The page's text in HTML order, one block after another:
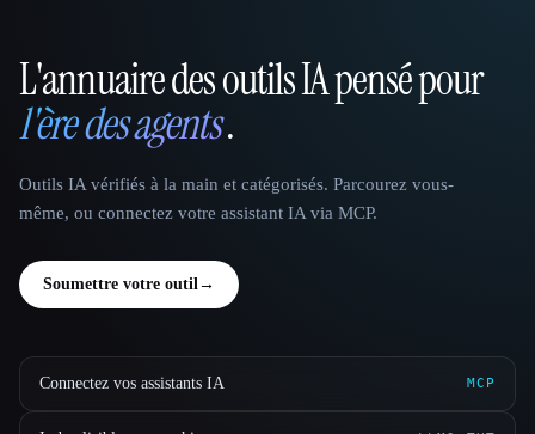
That AI Collection
L'annuaire des outils IA pensé pour
l'ère des agents.
Outils IA vérifiés à la main et catégorisés. Parcourez vous-
même, ou connectez votre assistant IA via MCP.
Soumettre votre outil →
Connectez vos assistants IA MCP